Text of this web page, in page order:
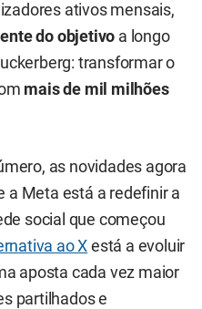
ativos mensais,
do objetivo a longo
transformar o
mais de mil milhões
as novidades agora
a Meta está a redefinir a
social que começou
ao X está a evoluir
aposta cada vez maior
partilhados e